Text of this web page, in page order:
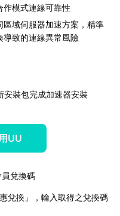
作模式連線可靠性
區域伺服器加速方案，精準
導致的連線異常風險
安裝包完成加速器安裝
UU
兌換碼
兌換」，輸入取得之兌換碼